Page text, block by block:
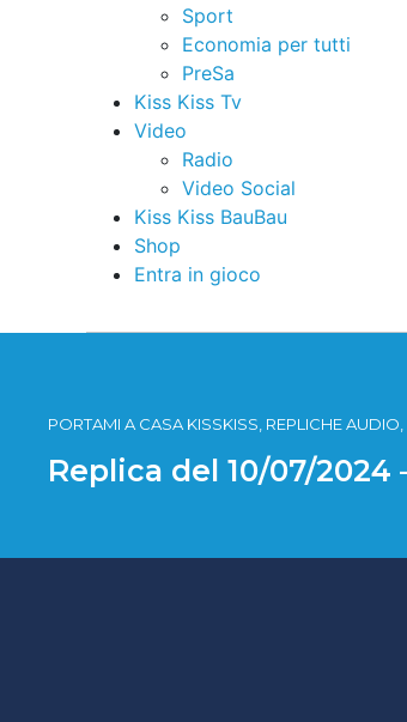
Sport
Economia per tutti
PreSa
Kiss Kiss Tv
Video
Radio
Video Social
Kiss Kiss BauBau
Shop
Entra in gioco
PORTAMI A CASA KISSKISS, REPLICHE
Replica del 10/07/2024